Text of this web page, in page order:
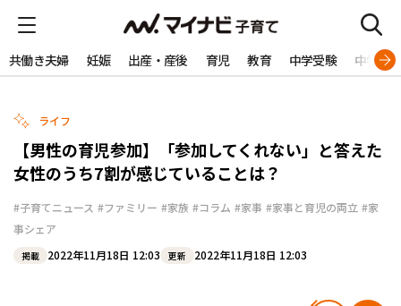
共働き夫婦 妊娠 出産・産後 育児 教育 中学受験 中学生
ライフ
【男性の育児参加】「参加してくれない」と答えた
女性のうち7割が感じていることは？
#子育てニュース #ファミリー #家族 #コラム #家事 #家事と育児の両立 #家
事シェア
掲載 2022年11月18日 12:03 更新 2022年11月18日 12:03